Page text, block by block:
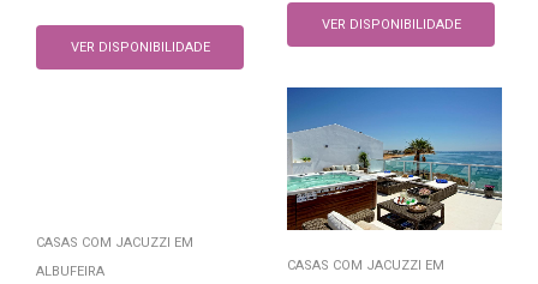
VER DISPONIBILIDADE
VER DISPONIBILIDADE
CASAS COM JACUZZI EM
ALBUFEIRA
CASAS COM JACUZZI EM